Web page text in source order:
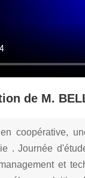
de M.
en coopérative,
. Journée
et